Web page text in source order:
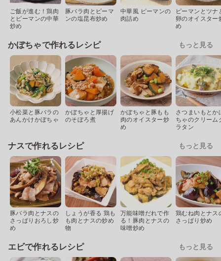
ご飯が進む！鶏肉
とピーマンの中華
炒め
豚バラ肉とピーマ
ンの塩昆布炒め
中華風 ピーマンの
肉詰め
ピーマンとツナ
卵のオイスター
め
かぼちゃで作れるレシピ もっと見る
小松菜と豚バラの
あんかけかぼちゃ
かぼちゃと厚揚げ
のそぼろ煮
かぼちゃと豚もも
肉のオイスター炒
め
さつまいもとか
ちゃのクリーム
ラタン
ナスで作れるレシピ もっと見る
豚バラ肉とナスの
さっぱりおろし炒
め
しょうが香る 鶏も
も肉とナスの炒め
物
万能味噌だれで作
る！豚肉とナスの
味噌炒め
鶏むね肉とナス
さっぱり炒め
エビで作れるレシピ もっと見る